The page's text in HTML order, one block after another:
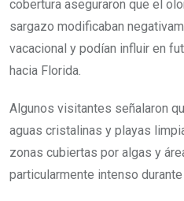
cobertura aseguraron que el
sargazo modificaban
vacacional y podían influir en
hacia Florida.
Algunos visitantes señalaron
aguas cristalinas y playas
zonas cubiertas por algas y
particularmente intenso